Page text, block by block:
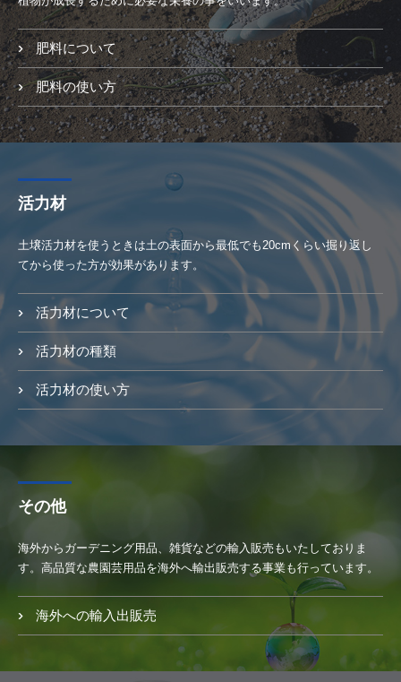
肥料について
肥料の使い方
活力材
土壌活力材を使うときは土の表面から最低でも20cmくらい掘り返し
てから使った方が効果があります。
活力材について
活力材の種類
活力材の使い方
その他
海外からガーデニング用品、雑貨などの輸入販売もいたしておりま
す。高品質な農園芸用品を海外へ輸出販売する事業も行っています。
海外への輸入出販売